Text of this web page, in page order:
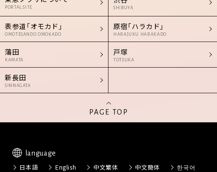
PORTAL SITE SHIBUYA
表参道「オモカド」
OMOTESANDO OMOKADO
原宿「ハラカド」
HARAJUKU HARAKADO
蒲田
KAMATA
戸塚
TOTSUKA
新長田
SINNAGATA
PAGE TOP
language
日本語 English 中文繁体 中文簡体 한국어